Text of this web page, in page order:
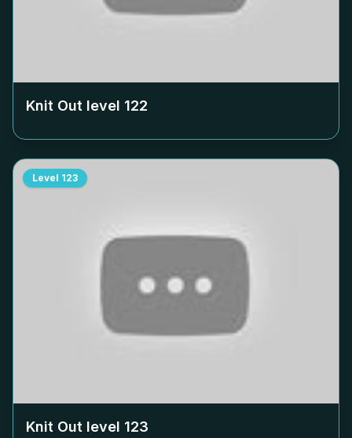
Knit Out level 122
Level 123
Knit Out level 123